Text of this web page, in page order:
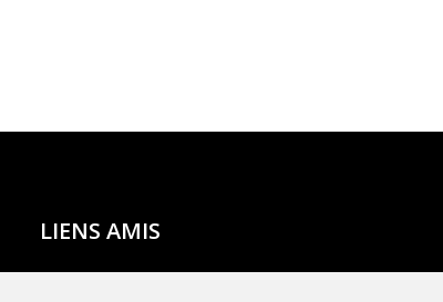
LIENS AMIS